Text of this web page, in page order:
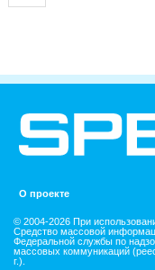
О проекте
© 2004-2026 При
Средство массовой
Федеральной службы по
массовых коммуникаций
г.).